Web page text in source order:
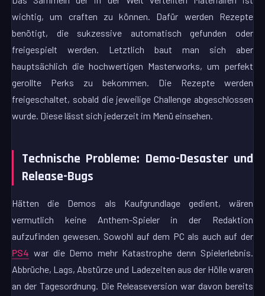
wichtig, um craften zu können. Dafür werden Rezepte
benötigt, die sukzessive automatisch gefunden oder
freigespielt werden. Letztlich baut man sich aber
hauptsächlich die hochwertigen Masterworks, um perfekt
gerollte Perks zu bekommen. Die Rezepte werden
freigeschaltet, sobald die jeweilige Challenge abgeschlossen
wurde. Diese lässt sich jederzeit im Menü einsehen.
Technische Probleme: Demo-Desaster und
Release-Bugs
Hätten die Demos als Kaufgrundlage gedient, wären
vermutlich keine Anthem-Spieler in der Redaktion
aufzufinden gewesen. Sowohl auf dem PC als auch auf der
PS4 war die Demo mehr Katastrophe denn Spielerlebnis.
Abbrüche, Lags, Abstürze und Ladezeiten aus der Hölle waren
an der Tagesordnung. Die Releaseversion war davon bereits